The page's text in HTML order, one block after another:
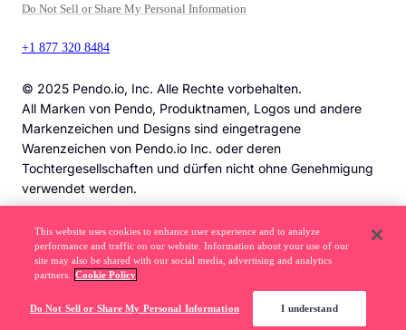
Do Not Sell or Share My Personal Information
+1 877 320 8484
© 2025 Pendo.io, Inc. Alle Rechte vorbehalten.
All Marken von Pendo, Produktnamen, Logos und andere
Markenzeichen und Designs sind eingetragene
Warenzeichen von Pendo.io Inc. oder deren
Tochtergesellschaften und dürfen nicht ohne Genehmigung
verwendet werden.
Vorsicht vor Betrugsmaschen bei Stellenangeboten. Mehr erfahren ->
This website uses cookies to enhance user experience and to analyze
performance and traffic on our website. Information about your use of our
site may also be shared with our social media, advertising and analytics
partners.
Cookie Policy
Do Not Sell or Share My Personal Information I understand